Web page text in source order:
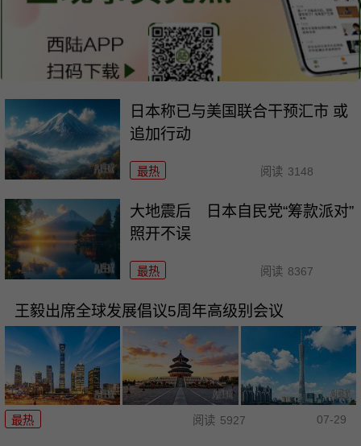
日本称已与美国联合干预汇市 或
追加行动
最热 阅读 3148
大地震后 日本自民党“筹款派对”
照开不误
最热 阅读 8367
王毅出席全球发展倡议5周年高级别会议
最热 阅读 5927 07-29